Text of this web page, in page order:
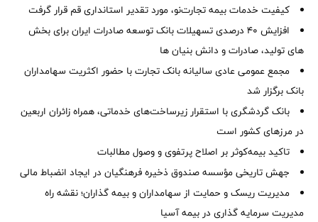
کیفیت خدمات بیمه تجارت‌نو، مورد تقدیر استانداری قم قرار گرفت
افزایش 40 درصدی تسهیلات بانک توسعه صادرات ایران برای بخش
های تولید، صادرات و دانش بنیان ها
مجمع عمومی عادی سالیانه بانک تجارت با حضور اکثریت سهامداران
بانک برگزار شد
بانک گردشگری با استقرار زیرساخت‌های خدماتی، همراه زائران اربعین
در مرزهای کشور است
تاکید بیمه‌کوثر بر اصلاح پرتفوی و وصول مطالبات ‌
جهش تاریخی مؤسسه صندوق ذخیره فرهنگیان در ایجاد انضباط مالی
مدیریت ریسک و حمایت از سهامداران و بیمه گذاران؛ نقشه راه
مدیریت سرمایه گذاری در بیمه آسیا